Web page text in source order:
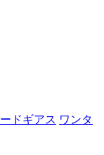
ドギアス ワンタ